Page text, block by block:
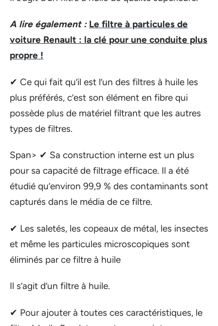
A lire également : Le filtre à particules de
voiture Renault : la clé pour une conduite plus
propre !
✔ Ce qui fait qu’il est l’un des filtres à huile les
plus préférés, c’est son élément en fibre qui
possède plus de matériel filtrant que les autres
types de filtres.
Span> ✔ Sa construction interne est un plus
pour sa capacité de filtrage efficace. Il a été
étudié qu’environ 99,9 % des contaminants sont
capturés dans le média de ce filtre.
✔ Les saletés, les copeaux de métal, les insectes
et même les particules microscopiques sont
éliminés par ce filtre à huile
Il s’agit d’un filtre à huile.
✔ Pour ajouter à toutes ces caractéristiques, le